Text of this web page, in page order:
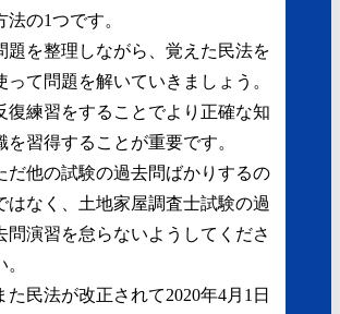
法の1つです。
題を整理しながら、覚えた民法を
って問題を解いていきましょう。
復練習をすることでより正確な知
を習得することが重要です。
だ他の試験の過去問ばかりするの
はなく、土地家屋調査士試験の過
問演習を怠らないようしてくださ
。
た民法が改正されて2020年4月1日